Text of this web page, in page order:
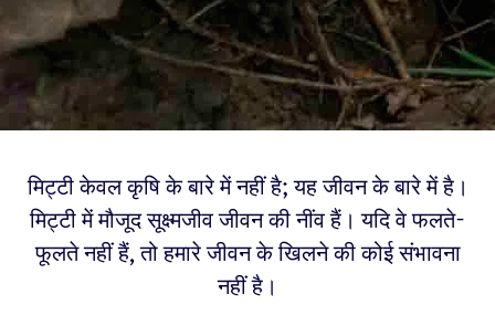
मिट्टी केवल कृषि के बारे में नहीं है; यह जीवन के बारे में है।
मिट्टी में मौजूद सूक्ष्मजीव जीवन की नींव हैं। यदि वे फलते-
फूलते नहीं हैं, तो हमारे जीवन के खिलने की कोई संभावना
नहीं है।